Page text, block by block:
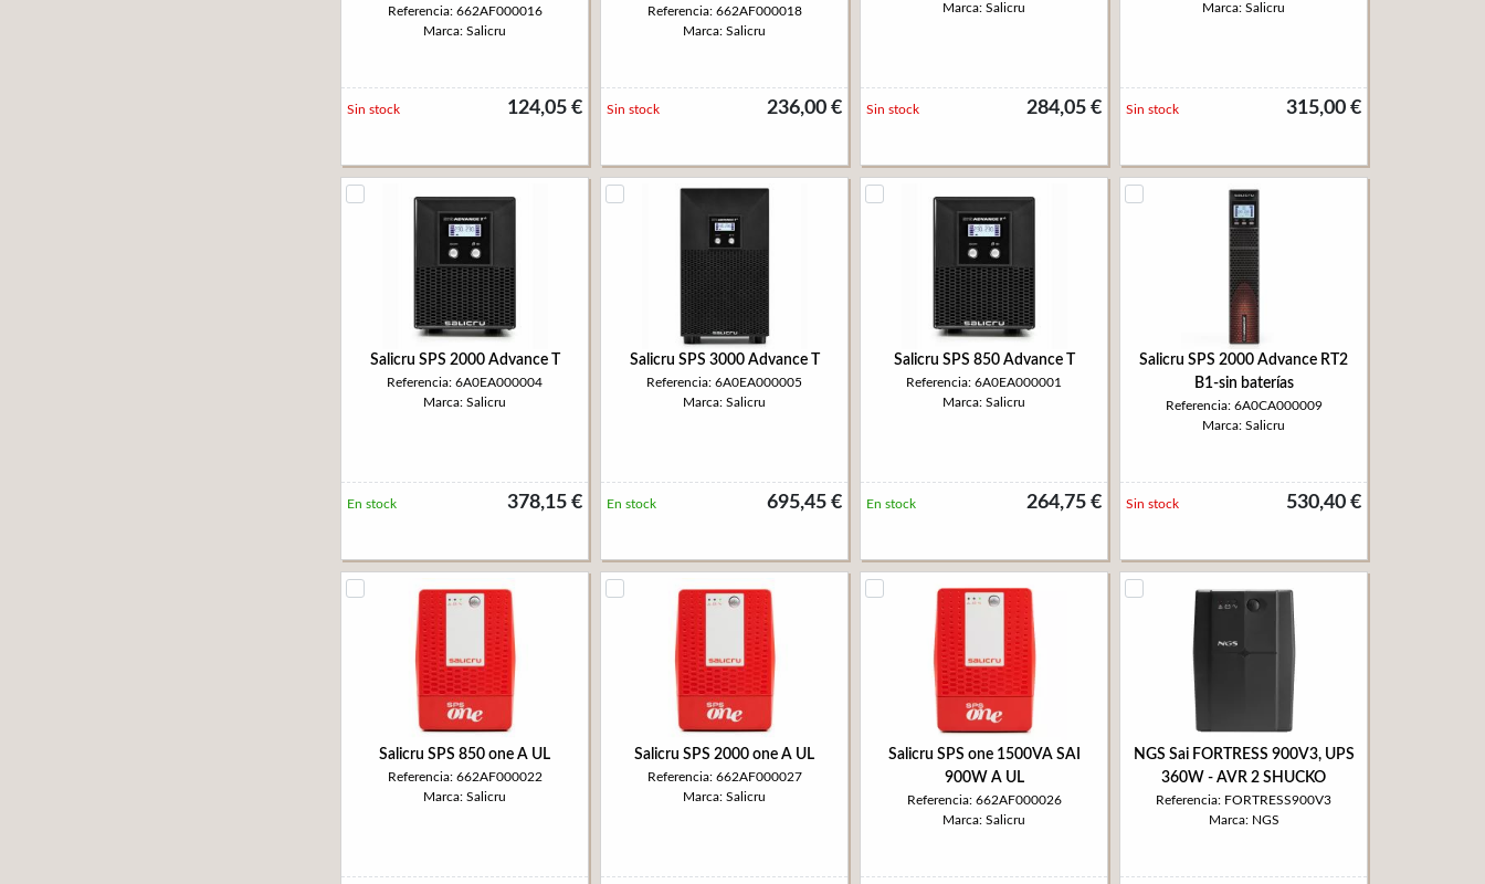
Referencia: 662AF000016
Marca: Salicru
124,05 €
Sin stock
Referencia: 662AF000018
Marca: Salicru
236,00 €
Sin stock
Marca: Salicru
284,05 €
Sin stock
Marca: Salicru
315,00 €
Sin stock
Salicru SPS 2000 Advance T
Referencia: 6A0EA000004
Marca: Salicru
378,15 €
En stock
Salicru SPS 3000 Advance T
Referencia: 6A0EA000005
Marca: Salicru
695,45 €
En stock
Salicru SPS 850 Advance T
Referencia: 6A0EA000001
Marca: Salicru
264,75 €
En stock
Salicru SPS 2000 Advance RT2
B1-sin baterías
Referencia: 6A0CA000009
Marca: Salicru
530,40 €
Sin stock
Salicru SPS 850 one A UL
Referencia: 662AF000022
Marca: Salicru
Salicru SPS 2000 one A UL
Referencia: 662AF000027
Marca: Salicru
Salicru SPS one 1500VA SAI
900W A UL
Referencia: 662AF000026
Marca: Salicru
NGS Sai FORTRESS 900V3, UPS
360W - AVR 2 SHUCKO
Referencia: FORTRESS900V3
Marca: NGS